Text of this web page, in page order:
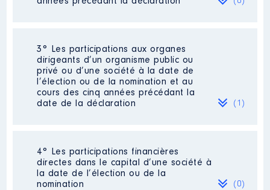
Employeur
:
Année Montant Type
2015 23230 €
Néant
3° Les participations aux organes
dirigeants d’un organisme public ou
privé ou d’une société à la date de
l’élection ou de la nomination et au
cours des cinq années précédant la
date de la déclaration
(1)
Description
: jardin d'enfant
Montessorri
Commentaire : pas de
4° Les participations financières
directes dans le capital d’une société à
la date de l’élection ou de la
nomination
(0)